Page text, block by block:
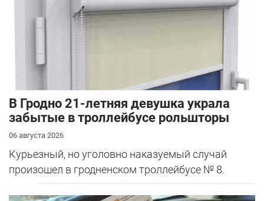
В Гродно 21-летняя девушка украла
забытые в троллейбусе рольшторы
06 августа 2026
Курьезный, но уголовно наказуемый случай
произошел в гродненском троллейбусе № 8.